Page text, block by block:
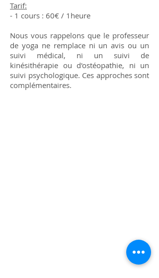
Tarif:
- 1 cours : 60€ / 1heure
Nous vous rappelons que le professeur
de yoga ne remplace ni un avis ou un
suivi médical, ni un suivi de
kinésithérapie ou d'ostéopathie, ni un
suivi psychologique. Ces approches sont
complémentaires.